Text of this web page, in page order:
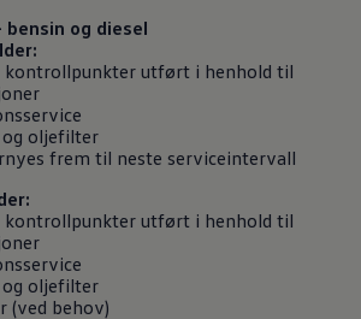
bensin og diesel
kontrollpunkter utført i henhold til
oljefilter
frem til neste serviceintervall
kontrollpunkter utført i henhold til
oljefilter
(ved behov)